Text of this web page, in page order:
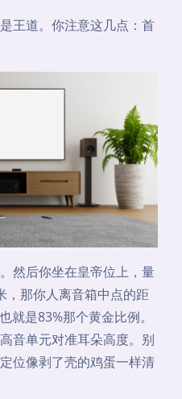
王道。你注意这几点：首
然后你坐在皇帝位上，量
，那你人离音箱中点的距
就是83%那个黄金比例。
音单元对准耳朵高度。别
位像剥了壳的鸡蛋一样清